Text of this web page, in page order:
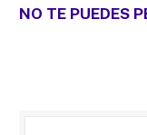
NO TE PUEDES